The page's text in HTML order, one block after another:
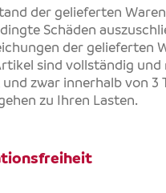
der gelieferten
Schäden
der gelieferten
sind vollständig
zwar innerhalb von 3
zu Ihren Lasten.